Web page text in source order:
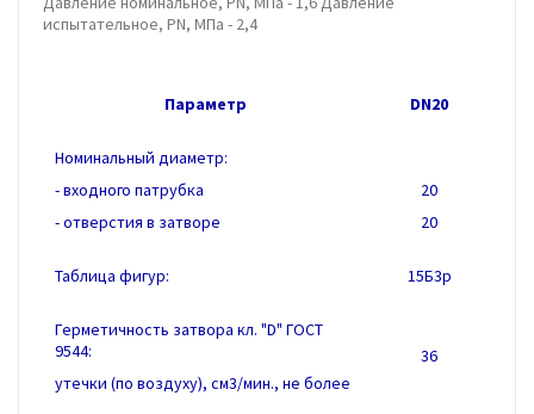
испытательное, PN, МПа - 2,4
Параметр DN20
Номинальный диаметр:
- входного патрубка
- отверстия в затворе
20
20
Таблица фигур: 15Б3р
Герметичность затвора кл. "D" ГОСТ
9544:
утечки (по воздуху), см3/мин., не более
36